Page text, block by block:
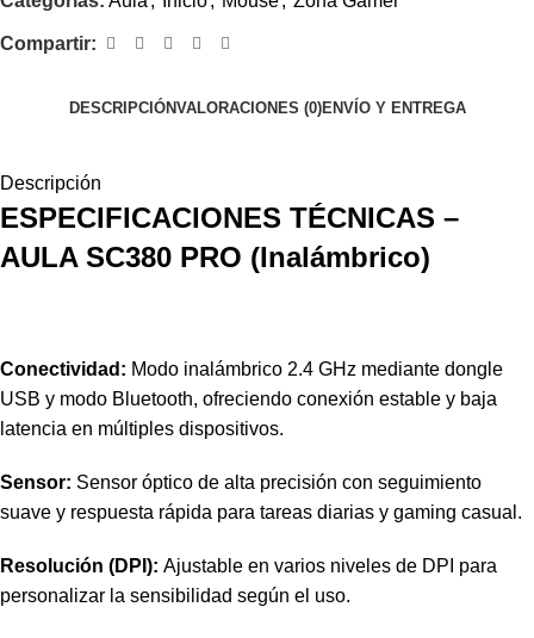
Compartir:
DESCRIPCIÓNVALORACIONES (0)ENVÍO Y ENTREGA
Descripción
ESPECIFICACIONES TÉCNICAS –
AULA SC380 PRO (Inalámbrico)
Conectividad: Modo inalámbrico 2.4 GHz mediante dongle
USB y modo Bluetooth, ofreciendo conexión estable y baja
latencia en múltiples dispositivos.
Sensor: Sensor óptico de alta precisión con seguimiento
suave y respuesta rápida para tareas diarias y gaming casual.
Resolución (DPI): Ajustable en varios niveles de DPI para
personalizar la sensibilidad según el uso.